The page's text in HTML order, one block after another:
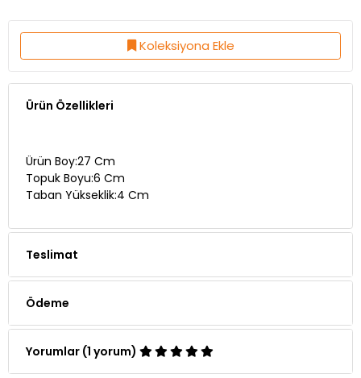
Koleksiyona Ekle
Ürün Özellikleri
Ürün Boy:27 Cm
Topuk Boyu:6 Cm
Taban Yükseklik:4 Cm
Teslimat
Ödeme
Yorumlar (1 yorum)